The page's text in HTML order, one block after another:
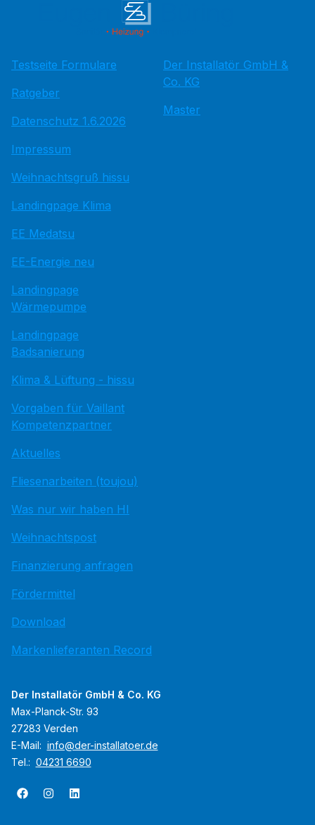
Testseite Formulare
Ratgeber
Datenschutz 1.6.2026
Impressum
Weihnachtsgruß hissu
Landingpage Klima
EE Medatsu
EE-Energie neu
Landingpage
Wärmepumpe
Landingpage
Badsanierung
Klima & Lüftung - hissu
Vorgaben für Vaillant
Kompetenzpartner
Aktuelles
Fliesenarbeiten (toujou)
Was nur wir haben HI
Weihnachtspost
Finanzierung anfragen
Fördermittel
Download
Markenlieferanten Record
Der Installatör GmbH &
Co. KG
Master
Der Installatör GmbH & Co. KG
Max-Planck-Str. 93
27283 Verden
E-Mail: info@der-installatoer.de
Tel.: 04231 6690